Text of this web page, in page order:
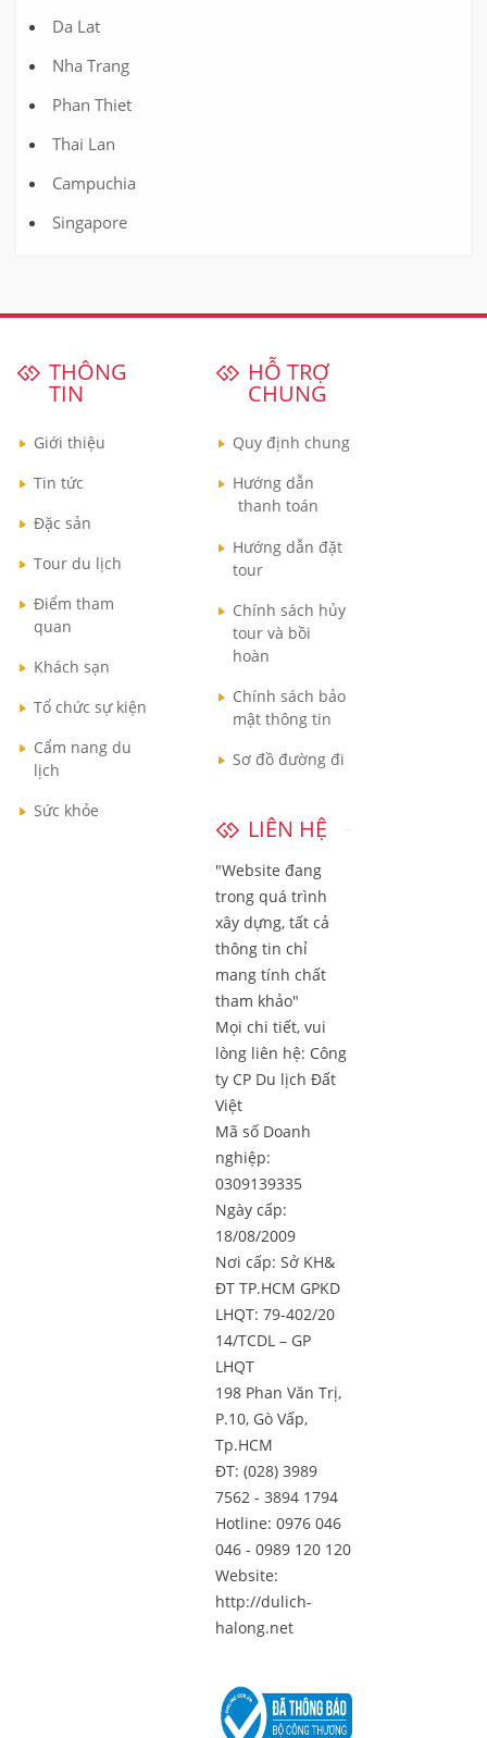
Da Lat
Nha Trang
Phan Thiet
Thai Lan
Campuchia
Singapore
THÔNG
TIN
Giới thiệu
Tin tức
Đặc sản
Tour du lịch
Điểm tham
quan
Khách sạn
Tổ chức sự kiện
Cẩm nang du
lịch
Sức khỏe
HỖ TRỢ
CHUNG
Quy định chung
Hướng dẫn
thanh toán
Hướng dẫn đặt
tour
Chính sách hủy
tour và bồi
hoàn
Chính sách bảo
mật thông tin
Sơ đồ đường đi
LIÊN HỆ
"Website đang
trong quá trình
xây dựng, tất cả
thông tin chỉ
mang tính chất
tham khảo"
Mọi chi tiết, vui
lòng liên hệ: Công
ty CP Du lịch Đất
Việt
Mã số Doanh
nghiệp:
0309139335
Ngày cấp:
18/08/2009
Nơi cấp: Sở KH&
ĐT TP.HCM GPKD
LHQT: 79-402/20
14/TCDL – GP
LHQT
198 Phan Văn Trị,
P.10, Gò Vấp,
Tp.HCM
ĐT: (028) 3989
7562 - 3894 1794
Hotline: 0976 046
046 - 0989 120 120
Website:
http://dulich-
halong.net